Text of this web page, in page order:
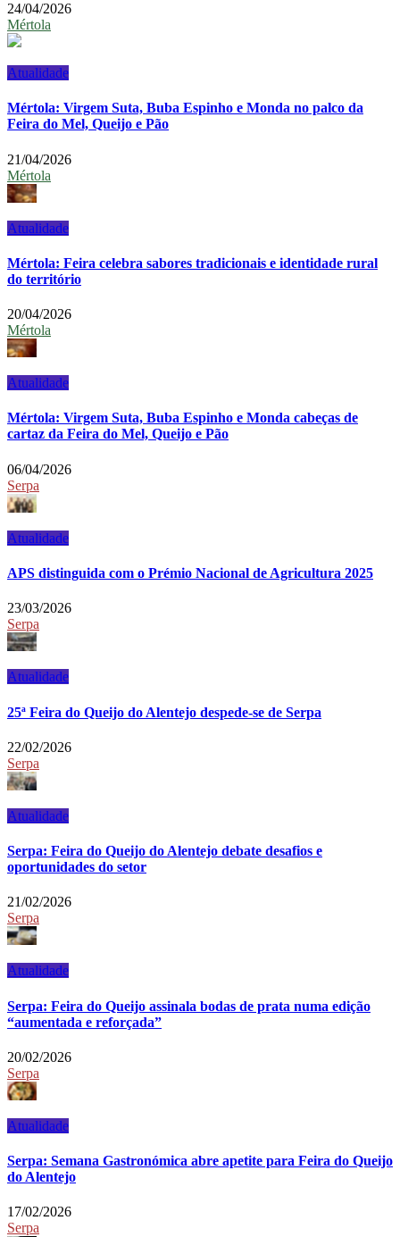
24/04/2026
Mértola
Atualidade
Mértola: Virgem Suta, Buba Espinho e Monda no palco da
Feira do Mel, Queijo e Pão
21/04/2026
Mértola
Atualidade
Mértola: Feira celebra sabores tradicionais e identidade rural
do território
20/04/2026
Mértola
Atualidade
Mértola: Virgem Suta, Buba Espinho e Monda cabeças de
cartaz da Feira do Mel, Queijo e Pão
06/04/2026
Serpa
Atualidade
APS distinguida com o Prémio Nacional de Agricultura 2025
23/03/2026
Serpa
Atualidade
25ª Feira do Queijo do Alentejo despede-se de Serpa
22/02/2026
Serpa
Atualidade
Serpa: Feira do Queijo do Alentejo debate desafios e
oportunidades do setor
21/02/2026
Serpa
Atualidade
Serpa: Feira do Queijo assinala bodas de prata numa edição
“aumentada e reforçada”
20/02/2026
Serpa
Atualidade
Serpa: Semana Gastronómica abre apetite para Feira do Queijo
do Alentejo
17/02/2026
Serpa